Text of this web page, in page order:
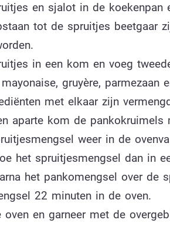
en sjalot in de koekenpan
tot de spruitjes beetgaar
in een kom en voeg
gruyère, parmezaan
met elkaar zijn
aparte kom de pankokruimels
weer in de
het spruitjesmengsel dan in
het pankomengsel over de
22 minuten in de oven.
en garneer met de